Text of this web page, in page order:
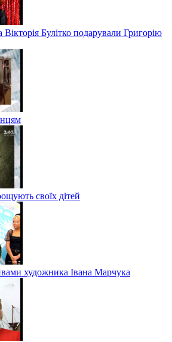
Булітко подарували Григорію
своїх дітей
художника Івана Марчука